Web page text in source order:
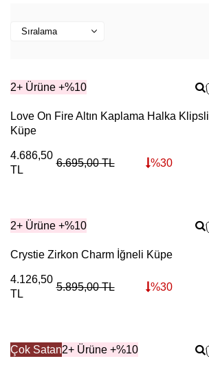
2+ Ürüne +%10
Love On Fire Altın Kaplama Halka Klipsli
Küpe
4.686,50
TL
6.695,00TL %30
2+ Ürüne +%10
Crystie Zirkon Charm İğneli Küpe
4.126,50
TL
5.895,00TL %30
Çok Satan2+ Ürüne +%10